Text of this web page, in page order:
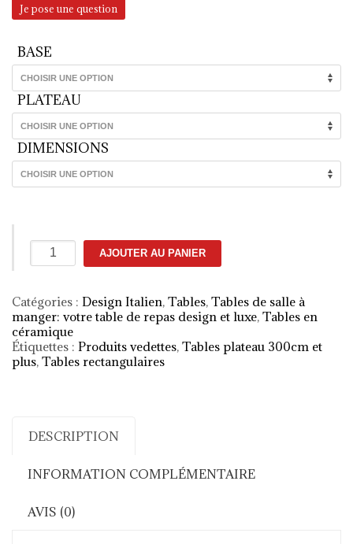
Je pose une question
BASE
PLATEAU
DIMENSIONS
quantité
céramique
AJOUTER AU PANIER
Catégories : Design Italien, Tables, Tables de salle à
manger: votre table de repas design et luxe, Tables en
céramique
Étiquettes : Produits vedettes, Tables plateau 300cm et
plus, Tables rectangulaires
DESCRIPTION
INFORMATION COMPLÉMENTAIRE
AVIS (0)